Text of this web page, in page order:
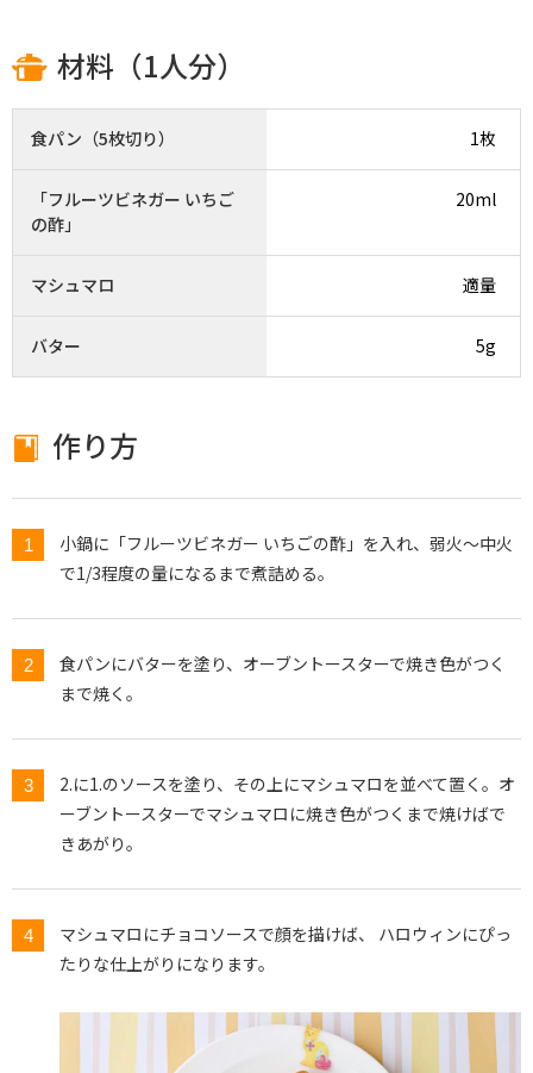
材料（1人分）
食パン（5枚切り） 1枚
「フルーツビネガー いちご
の酢」
20ml
マシュマロ 適量
バター 5g
作り方
小鍋に「フルーツビネガー いちごの酢」を入れ、弱火～中火
で1/3程度の量になるまで煮詰める。
食パンにバターを塗り、オーブントースターで焼き色がつく
まで焼く。
2.に1.のソースを塗り、その上にマシュマロを並べて置く。オ
ーブントースターでマシュマロに焼き色がつくまで焼けばで
きあがり。
マシュマロにチョコソースで顔を描けば、 ハロウィンにぴっ
たりな仕上がりになります。